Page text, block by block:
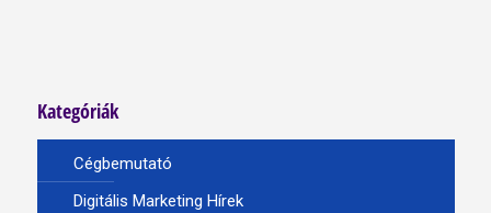
Kategóriák
Cégbemutató
Digitális Marketing Hírek